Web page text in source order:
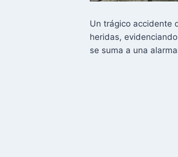
Un trágico accidente
heridas,
se suma a una